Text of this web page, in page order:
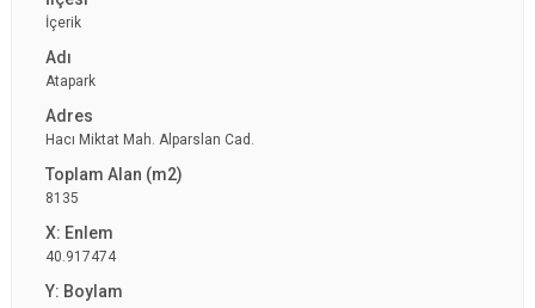
İçerik
Atapark
Hacı Miktat Mah. Alparslan Cad.
8135
40.917474